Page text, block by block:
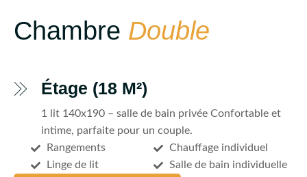
Chambre Double
Étage (18 M²)
1 lit 140x190 – salle de bain privée Confortable et
intime, parfaite pour un couple.
Rangements
Linge de lit
Chauffage individuel
Salle de bain individuelle